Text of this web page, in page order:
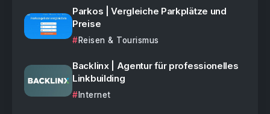
Parkos | Vergleiche Parkplätze und
Preise
Reisen & Tourismus
Backlinx | Agentur für professionelles
Linkbuilding
Internet